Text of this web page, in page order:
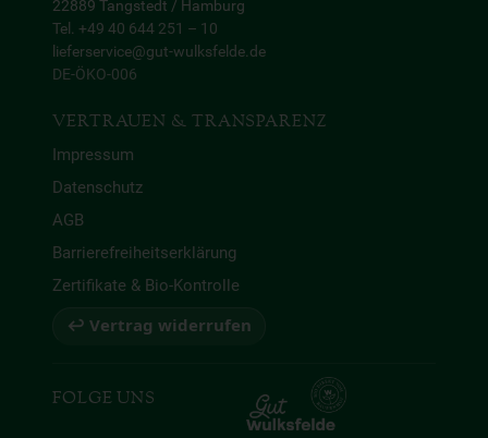
22889 Tangstedt / Hamburg
Tel. +49 40 644 251 – 10
lieferservice@gut-wulksfelde.de
DE-ÖKO-006
VERTRAUEN & TRANSPARENZ
Impressum
Datenschutz
AGB
Barrierefreiheitserklärung
Zertifikate & Bio-Kontrolle
↩ Vertrag widerrufen
FOLGE UNS